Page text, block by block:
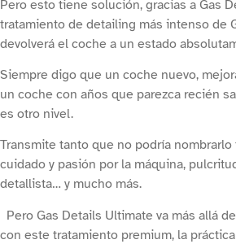
Pero esto tiene solución, gracias a Gas
tratamiento de detailing más intenso de
devolverá el coche a un estado
Siempre digo que un coche nuevo,
un coche con años que parezca recién
es otro nivel.
Transmite tanto que no podría nombrarlo
cuidado y pasión por la máquina,
detallista… y mucho más.
Pero Gas Details Ultimate va más allá
con este tratamiento premium, la